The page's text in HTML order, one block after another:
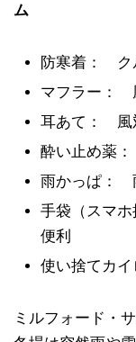
ム
防寒着： ク
マフラー：
耳あて： 風
酔い止め薬
雨かっぱ：
手袋（スマ
便利
使い捨てカ
ミルフォード・